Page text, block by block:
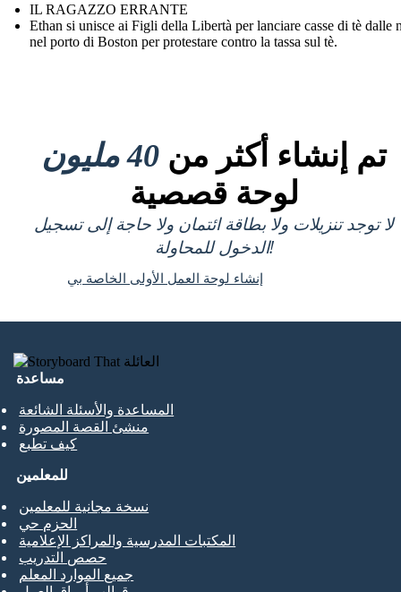
IL RAGAZZO ERRANTE
Ethan si unisce ai Figli della Libertà per lanciare casse di tè dalle
nel porto di Boston per protestare contro la tassa sul tè.
تم إنشاء أكثر من 40 مليون
لوحة قصصية
لا توجد تنزيلات ولا بطاقة ائتمان ولا حاجة إلى تسجيل
الدخول للمحاولة!
إنشاء لوحة العمل الأولى الخاصة بي
مساعدة
المساعدة والأسئلة الشائعة
منشئ القصة المصورة
كيف تطبع
للمعلمين
نسخة مجانية للمعلمين
الحزم حي
المكتبات المدرسية والمراكز الإعلامية
حصص التدريب
جميع الموارد المعلم